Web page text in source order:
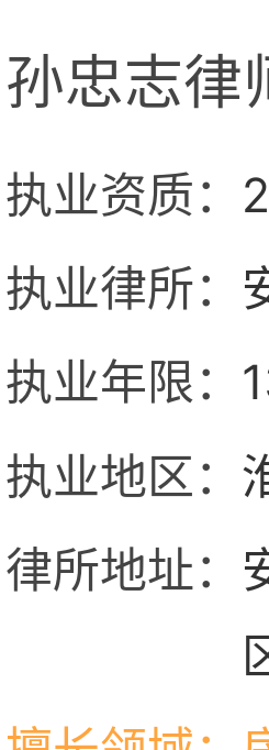
孙忠志律
执业资质：
执业律所：
执业年限：
执业地区：
律所地址：